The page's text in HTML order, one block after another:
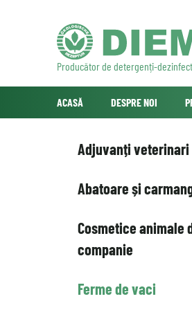
Producător de detergenți-
ACASĂ DESPRE NOI
Adjuvanți veterinari
Abatoare și
Cosmetice animale
companie
Ferme de vaci